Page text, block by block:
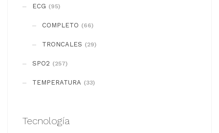
pueden
elegir
página
de
ECG (95)
COMPLETO (66)
TRONCALES (29)
SPO2 (257)
TEMPERATURA (33)
Tecnología